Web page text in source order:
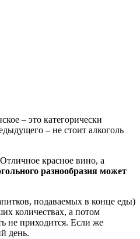
– это категорически
– не стоит алкоголь
красное вино, а
разнообразия может
подаваемых в конце еды)
количествах, а потом
не приходится. Если же
день.